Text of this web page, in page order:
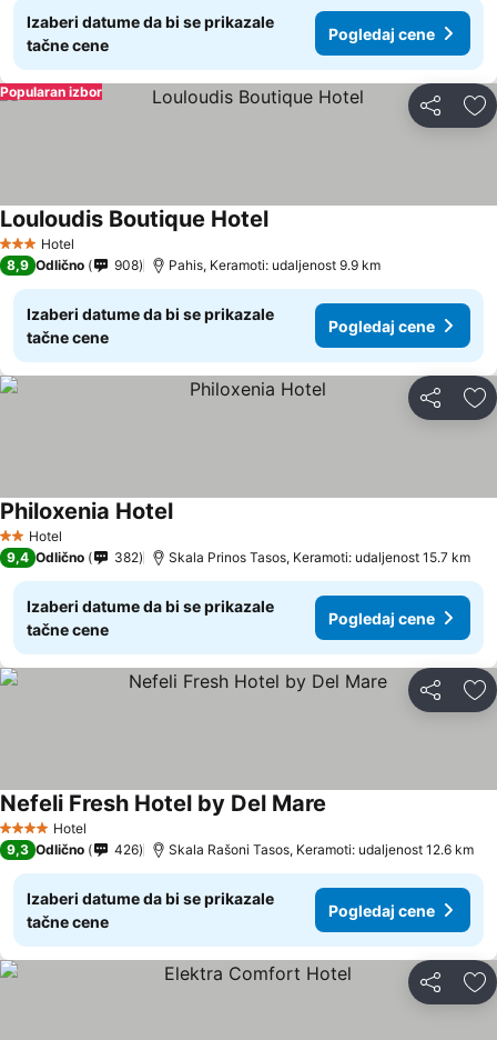
Izaberi datume da bi se prikazale
tačne cene
Pogledaj cene
Deli
Popularan izbor
3 Zvezdice
Hotel
Louloudis Boutique HotelPogledaj cene
8,9 Odlično 908 Pahis, Keramoti: udaljenost 9.9 km
Izaberi datume da bi se prikazale
tačne cene
Pogledaj cene
Deli
2 Zvezdice
Hotel
Philoxenia HotelPogledaj cene
9,4 Odlično 382 Skala Prinos Tasos, Keramoti: udaljenost 15.7 km
Izaberi datume da bi se prikazale
tačne cene
Pogledaj cene
Deli
4 ZvezdiceHotel
Nefeli Fresh Hotel by Del Mare
9,3 Odlično 426 Skala Rašoni Tasos, Keramoti: udaljenost 12.6 km
Izaberi datume da bi se prikazale
tačne cene
Pogledaj cene
Deli